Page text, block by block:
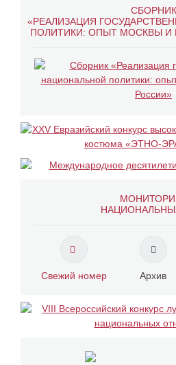
СБОРНИК
«РЕАЛИЗАЦИЯ
ПОЛИТИКИ: ОПЫТ МОСКВЫ И
Свежий номер Архив